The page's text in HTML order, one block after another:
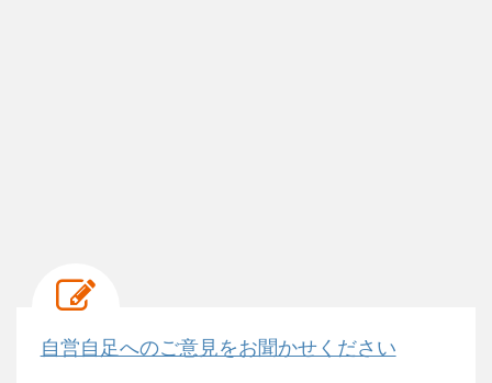
自営自足へのご意見をお聞かせください